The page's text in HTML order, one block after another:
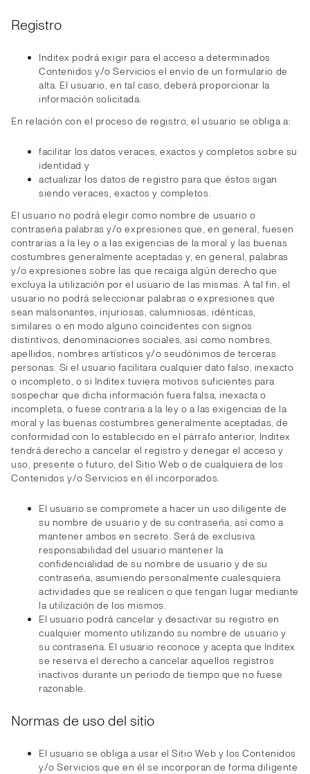
Registro
Inditex podrá exigir para el acceso a determinados
Contenidos y/o Servicios el envío de un formulario de
alta. El usuario, en tal caso, deberá proporcionar la
información solicitada.
En relación con el proceso de registro, el usuario se obliga a:
facilitar los datos veraces, exactos y completos sobre su
identidad y
actualizar los datos de registro para que éstos sigan
siendo veraces, exactos y completos.
El usuario no podrá elegir como nombre de usuario o
contraseña palabras y/o expresiones que, en general, fuesen
contrarias a la ley o a las exigencias de la moral y las buenas
costumbres generalmente aceptadas y, en general, palabras
y/o expresiones sobre las que recaiga algún derecho que
excluya la utilización por el usuario de las mismas. A tal fin, el
usuario no podrá seleccionar palabras o expresiones que
sean malsonantes, injuriosas, calumniosas, idénticas,
similares o en modo alguno coincidentes con signos
distintivos, denominaciones sociales, así como nombres,
apellidos, nombres artísticos y/o seudónimos de terceras
personas. Si el usuario facilitara cualquier dato falso, inexacto
o incompleto, o si Inditex tuviera motivos suficientes para
sospechar que dicha información fuera falsa, inexacta o
incompleta, o fuese contraria a la ley o a las exigencias de la
moral y las buenas costumbres generalmente aceptadas, de
conformidad con lo establecido en el párrafo anterior, Inditex
tendrá derecho a cancelar el registro y denegar el acceso y
uso, presente o futuro, del Sitio Web o de cualquiera de los
Contenidos y/o Servicios en él incorporados.
El usuario se compromete a hacer un uso diligente de
su nombre de usuario y de su contraseña, así como a
mantener ambos en secreto. Será de exclusiva
responsabilidad del usuario mantener la
confidencialidad de su nombre de usuario y de su
contraseña, asumiendo personalmente cualesquiera
actividades que se realicen o que tengan lugar mediante
la utilización de los mismos.
El usuario podrá cancelar y desactivar su registro en
cualquier momento utilizando su nombre de usuario y
su contraseña. El usuario reconoce y acepta que Inditex
se reserva el derecho a cancelar aquellos registros
inactivos durante un periodo de tiempo que no fuese
razonable.
Normas de uso del sitio
El usuario se obliga a usar el Sitio Web y los Contenidos
y/o Servicios que en él se incorporan de forma diligente